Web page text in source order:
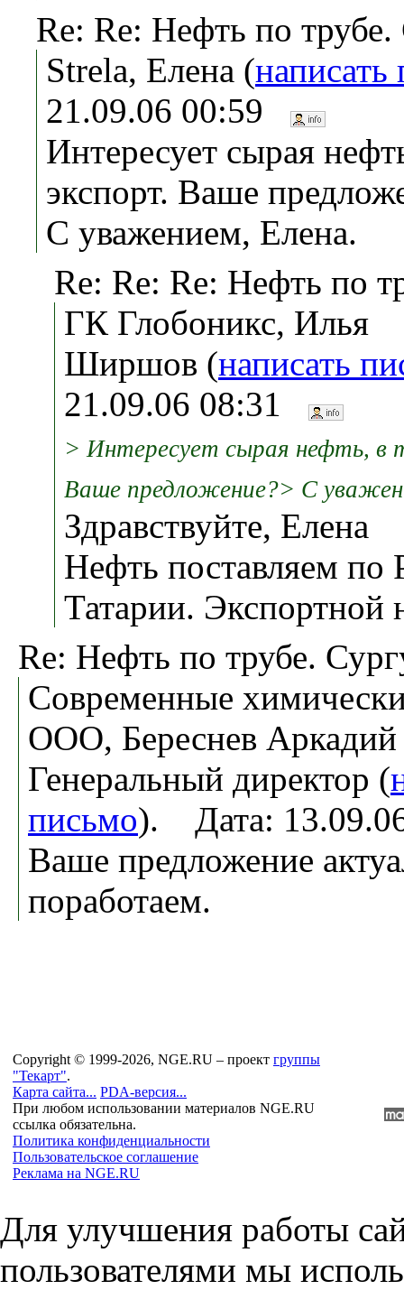
Re: Re: Нефть по трубе.
Strela, Елена (написать
21.09.06 00:59
Интересует сырая
экспорт. Ваше
С уважением, Елена.
Re: Re: Re: Нефть по
ГК Глобоникс, Илья
Ширшов (написать
21.09.06 08:31
> Интересует сырая нефть, в
Ваше предложение?> С
Здравствуйте, Елена
Нефть поставляем по
Татарии. Экспортной
Re: Нефть по трубе.
Современные
ООО, Береснев Аркадий
Генеральный директор (
письмо). Дата:
Ваше предложение
поработаем.
Copyright © 1999-2026, NGE.RU – проект группы
"Текарт".
Карта сайта... PDA-версия...
При любом использовании материалов NGE.RU
ссылка обязательна.
Политика конфиденциальности
Пользовательское соглашение
Реклама на NGE.RU
Для улучшения работы
пользователями мы